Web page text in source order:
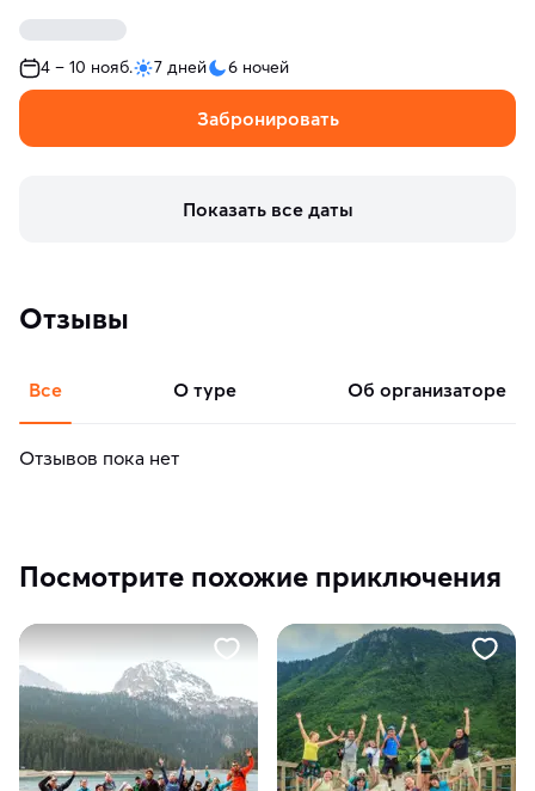
4 – 10 нояб. 7 дней 6 ночей
Забронировать
Показать все даты
Отзывы
Все о туре об организаторе
Отзывов пока нет
Посмотрите похожие приключения